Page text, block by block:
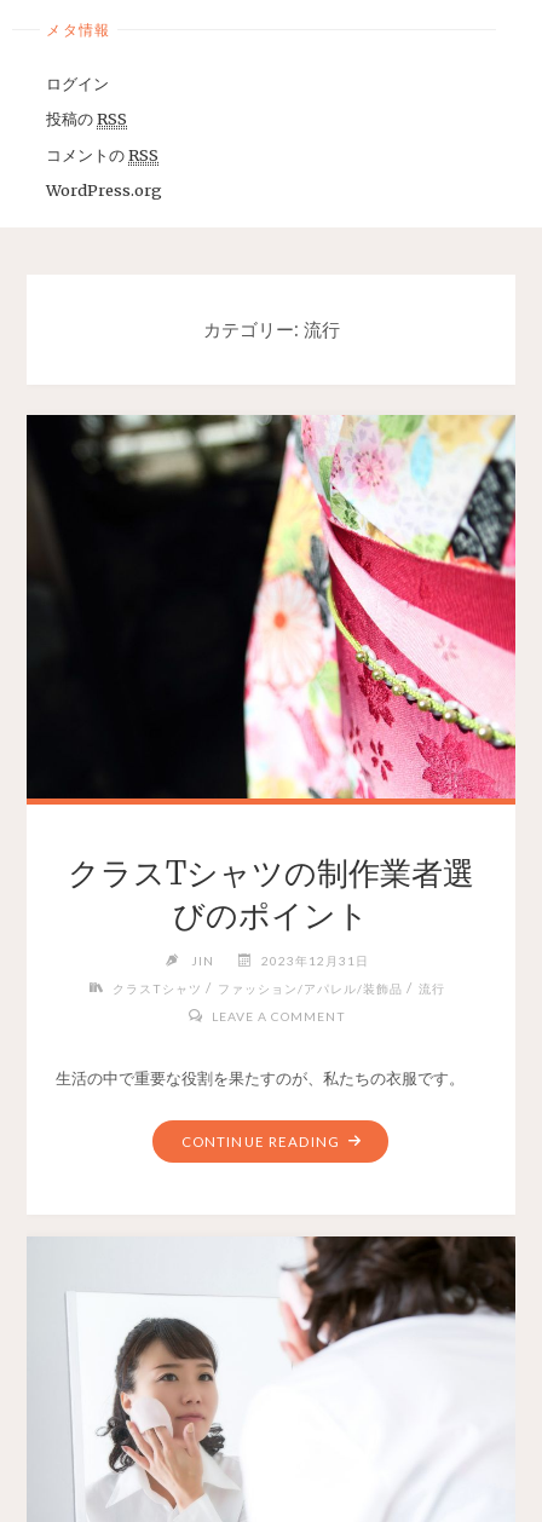
メタ情報
ログイン
投稿のRSS
コメントのRSS
WordPress.org
カテゴリー: 流行
クラスTシャツの制作業者選
びのポイント
JIN
2023年12月31日
クラスTシャツ / ファッション/アパレル/装飾品 / 流行
LEAVE A COMMENT
生活の中で重要な役割を果たすのが、私たちの衣服です。
CONTINUE READING